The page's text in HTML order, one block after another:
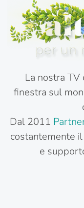
La nostra TV
finestra sul
Dal 2011
costantemente
e